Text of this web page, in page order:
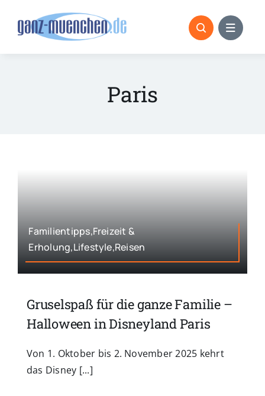
Paris
Familientipps,Freizeit &
Erholung,Lifestyle,Reisen
Gruselspaß für die ganze Familie –
Halloween in Disneyland Paris
Von 1. Oktober bis 2. November 2025 kehrt
das Disney [...]